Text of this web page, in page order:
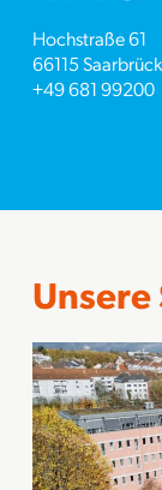
Hochstraße 61
66115
+49 681 99200